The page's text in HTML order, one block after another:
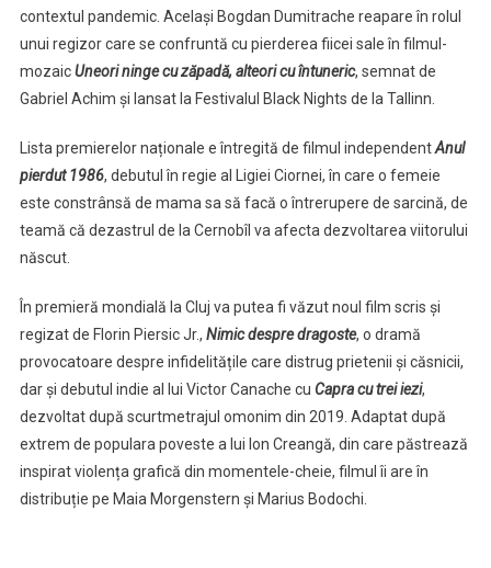
contextul pandemic. Același Bogdan Dumitrache reapare în rolul
unui regizor care se confruntă cu pierderea fiicei sale în filmul-
mozaicUneori ninge cu zăpadă, alteori cu întuneric, semnat de
Gabriel Achim și lansat la Festivalul Black Nights de la Tallinn.
Lista premierelor naționale e întregită de filmul independentAnul
pierdut 1986, debutul în regie al Ligiei Ciornei, în care o femeie
este constrânsă de mama sa să facă o întrerupere de sarcină, de
teamă că dezastrul de la Cernobîl va afecta dezvoltarea viitorului
născut.
În premieră mondială la Cluj va putea fi văzut noul film scris și
regizat de Florin Piersic Jr., Nimic despre dragoste, o dramă
provocatoare despre infidelitățile care distrug prietenii și căsnicii,
dar și debutul indie al lui Victor Canache cu Capra cu trei iezi,
dezvoltat după scurtmetrajul omonim din 2019. Adaptat după
extrem de populara poveste a lui Ion Creangă, din care păstrează
inspirat violența grafică din momentele-cheie, filmul îi are în
distribuție pe Maia Morgenstern și Marius Bodochi.